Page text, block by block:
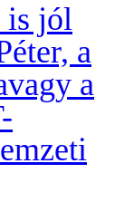
is jól
a
a